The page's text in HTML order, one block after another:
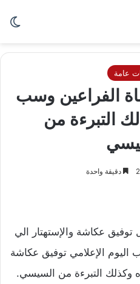
عامة
الفراعين وسب
التبرءة من
دقيقة واحدة
توفيق عكاشة والإستهتار الي
اليوم الإعلامي توفيق عكاشة
وكذلك التبرءة من السيسي.